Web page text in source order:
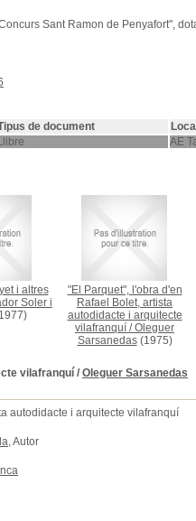
Sant Ramon de Penyafort",
de document
AE
i altres
Soler i
"El Parquet", l'obra d'en
Rafael Bolet, artista
autodidacte i arquitecte
vilafranquí /Oleguer
Sarsanedas(1975)
vilafranquí / Oleguer Sarsanedas
autodidacte i arquitecte vilafranquí
, Autor